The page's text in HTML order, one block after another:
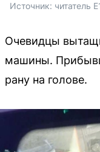
Источник: читатель
Очевидцы
машины.
рану на голове.